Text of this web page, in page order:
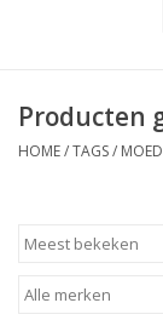
Geurkaarsen
Producten
HOME/TAGS/